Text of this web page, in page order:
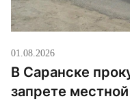
01.08.2026
В Саранске
запрете